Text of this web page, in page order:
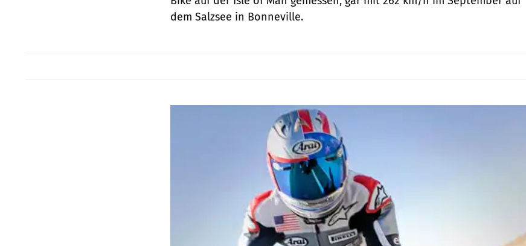
dem Salzsee in Bonneville.